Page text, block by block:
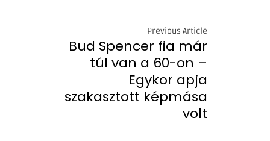
Previous Article
Bud Spencer fia már
túl van a 60-on –
Egykor apja
szakasztott képmása
volt